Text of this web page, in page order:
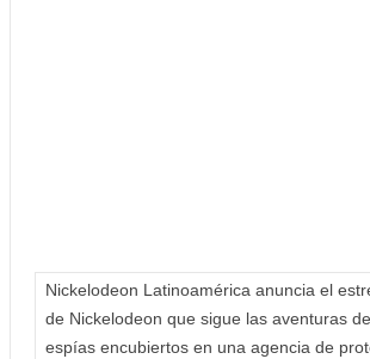
Nickelodeon Latinoamérica anuncia el
de Nickelodeon que sigue las aventuras
espías encubiertos en una agencia de